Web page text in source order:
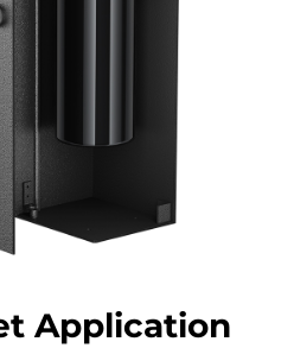
Application